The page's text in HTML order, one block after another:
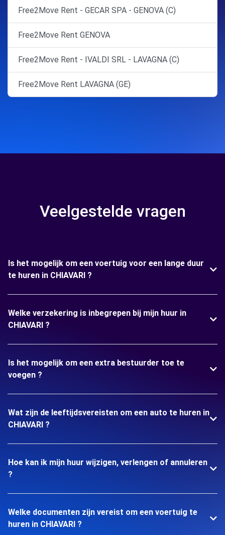
Free2Move Rent - GECAR SPA - GENOVA (C)
Free2Move Rent GENOVA
Free2Move Rent - IVALDI SRL - LAVAGNA (C)
Free2Move Rent LAVAGNA (GE)
Veelgestelde vragen
Is het mogelijk om een voertuig voor een lange duur
te huren in CHIAVARI ?
Welke verzekering is inbegrepen bij mijn huur in
CHIAVARI ?
Is het mogelijk om een extra bestuurder toe te
voegen ?
Wat zijn de leeftijdsvereisten om een auto te huren in
CHIAVARI ?
Hoe kan ik mijn huur wijzigen, verlengen of annuleren
?
Welke documenten zijn vereist om een voertuig te
huren in CHIAVARI ?